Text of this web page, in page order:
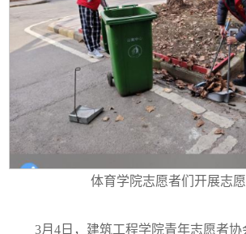
体育学院志愿者们开展志
3月4日，建筑工程学院青年志愿者